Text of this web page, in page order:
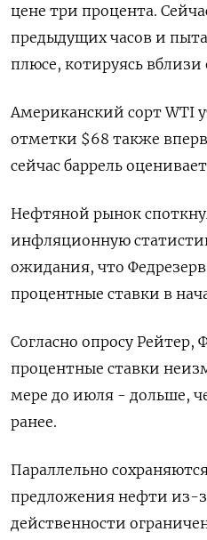
цене три процента.
предыдущих часов и
плюсе, котируясь
Американский сорт WTI
отметки $68 также
сейчас баррель
Нефтяной рынок
инфляционную
ожидания, что
процентные ставки в
Согласно опросу Рейтер,
процентные ставки
мере до июля - дольше,
ранее.
Параллельно
предложения нефти из-
действенности